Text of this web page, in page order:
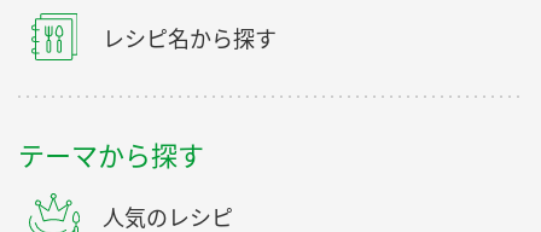
レシピ名から探す
テーマから探す
人気のレシピ